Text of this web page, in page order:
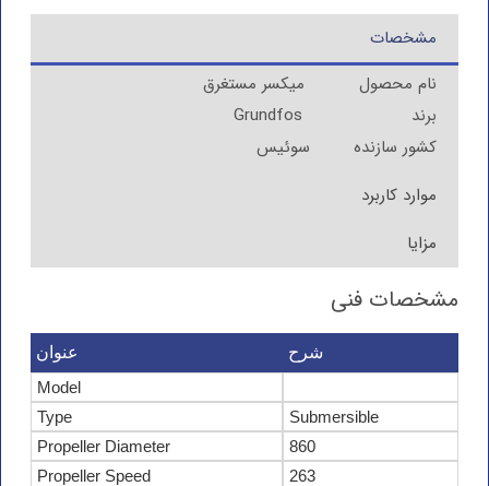
مشخصات
نام محصول میکسر مستغرق
برند Grundfos
کشور سازنده سوئیس
موارد کاربرد
مزایا
مشخصات فنی
شرح
عنوان
Model
Submersible
Type
860
Propeller Diameter
263
Propeller Speed